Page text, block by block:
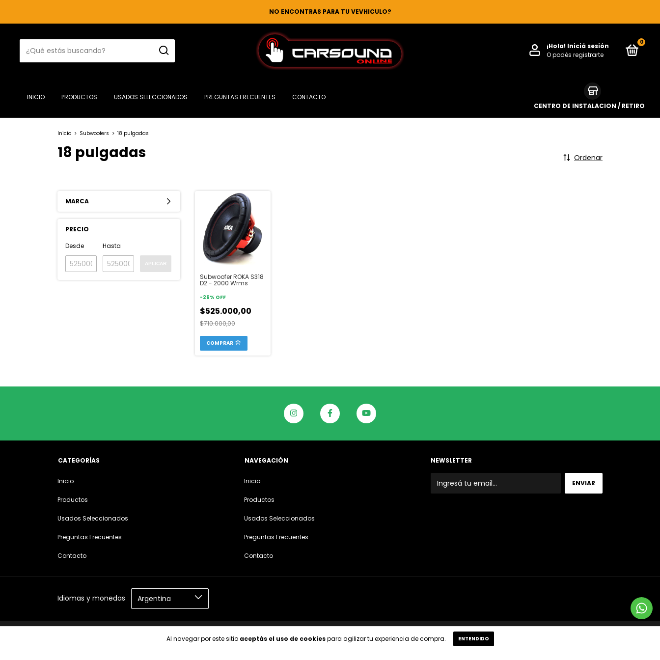
NO ENCONTRAS PARA TU VEVHICULO?
¡Hola! Iniciá sesión
O podés registrarte
0
INICIO PRODUCTOS USADOS SELECCIONADOS PREGUNTAS FRECUENTES
CONTACTO
CENTRO DE INSTALACION / RETIRO
Al navegar por este sitio aceptás el uso de cookiespara agilizar tu experiencia de compra. ENTENDIDO
Inicio > Subwoofers > 18 pulgadas
18 pulgadas Ordenar
MARCA
PRECIO
Desde
Hasta
APLICAR
Subwoofer ROKA S318
D2 - 2000 Wrms
-26% OFF
$525.000,00
$710.000,00
COMPRAR
CATEGORÍAS
Inicio
Productos
Usados Seleccionados
Preguntas Frecuentes
Contacto
NAVEGACIÓN
Inicio
Productos
Usados Seleccionados
Preguntas Frecuentes
Contacto
NEWSLETTER
Idiomas y monedas
Botón de arrepentimiento